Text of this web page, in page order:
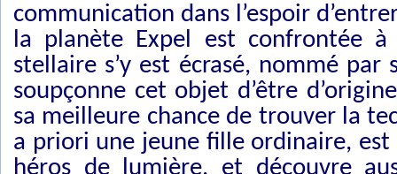
communication dans l’espoir
la planète Expel est confrontée à
stellaire s’y est écrasé, nommé par
soupçonne cet objet d’être
sa meilleure chance de trouver la
a priori une jeune fille ordinaire,
héros de lumière, et découvre